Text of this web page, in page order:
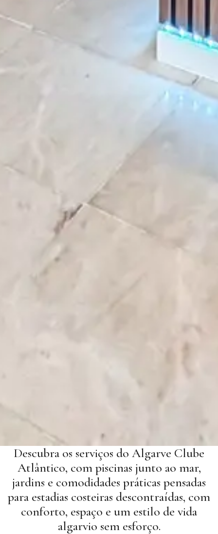
Descubra os serviços do Algarve Clube
Atlântico, com piscinas junto ao mar,
jardins e comodidades práticas pensadas
para estadias costeiras descontraídas, com
conforto, espaço e um estilo de vida
algarvio sem esforço.